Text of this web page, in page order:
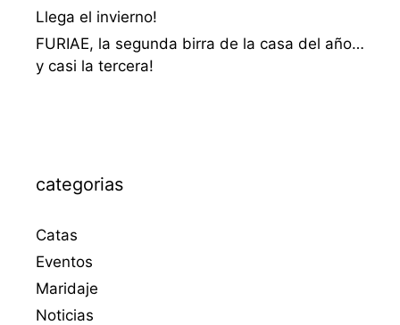
Llega el invierno!
FURIAE, la segunda birra de la casa del año…
y casi la tercera!
categorias
Catas
Eventos
Maridaje
Noticias